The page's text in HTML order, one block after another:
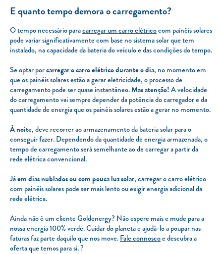
E quanto tempo demora o carregamento?
O tempo necessário paracarregar um carro elétricocom painéis solares
pode variar significativamente com base no sistema solar que tem
instalado, na capacidade da bateria do veículo e das condições do tempo.
Se optar porcarregar o carro elétrico durante o dia, no momento em
que os painéis solares estão a gerar eletricidade, o processo de
carregamento pode ser quase instantâneo.Mas atenção!A velocidade
do carregamento vai sempre depender da potência do carregador e da
quantidade de energia que os painéis solares estão a gerar no momento.
À noite, deve recorrer ao armazenamento da bateria solar para o
conseguir fazer. Dependendo da quantidade de energia armazenada, o
tempo de carregamento será semelhante ao de carregar a partir da
rede elétrica convencional.
Jáem dias nublados ou com pouca luz solar, carregar o carro elétrico
com painéis solares pode ser mais lento ou exigir energia adicional da
rede elétrica.
Ainda não é um cliente Goldenergy? Não espere mais e mude para a
nossa energia 100% verde. Cuidar do planeta e ajudá-lo a poupar nas
faturas faz parte daquilo que nos move.Fale connoscoe descubra a
oferta que temos para si. ?